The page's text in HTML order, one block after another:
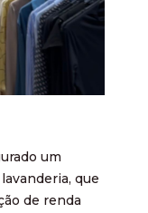
um
que
de renda